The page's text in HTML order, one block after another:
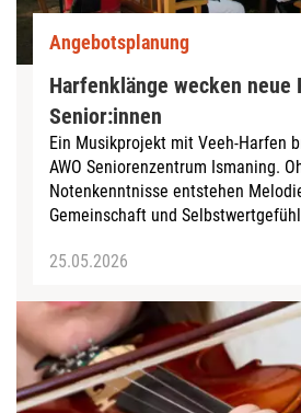
Angebotsplanung
Harfenklänge wecken neue
Senior:innen
Ein Musikprojekt mit Veeh-Harfen
AWO Seniorenzentrum Ismaning.
Notenkenntnisse entstehen
Gemeinschaft und
25.05.2026